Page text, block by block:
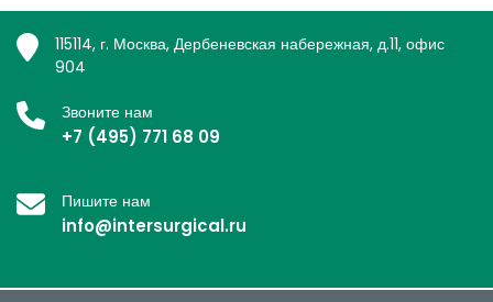
115114, г. Москва, Дербеневская набережная, д.11, офис
904
Звоните нам
+7 (495) 771 68 09
Пишите нам
info@intersurgical.ru